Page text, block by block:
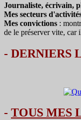
Journaliste, écrivain,
Mes secteurs
Mes convictions :
de le préserver vite, car
- DERNIERS
- TOUS MES